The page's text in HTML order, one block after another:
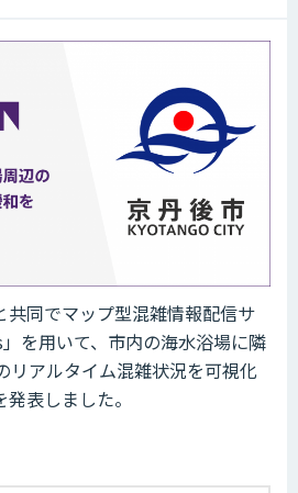
共同でマップ型混雑情報配信サ
」を用いて、市内の海水浴場に隣
リアルタイム混雑状況を可視化
表しました。